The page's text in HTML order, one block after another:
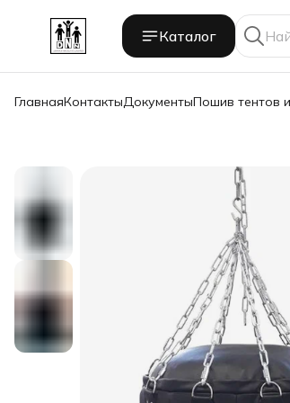
Каталог
ГлавнаяКонтактыДокументыПошив тентов